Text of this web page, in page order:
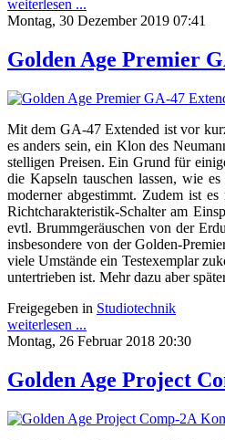
weiterlesen ...
Montag, 30 Dezember 2019 07:41
Golden Age Premier
Mit dem GA-47 Extended ist vor
es anders sein, ein Klon des
stelligen Preisen. Ein Grund für
die Kapseln tauschen lassen, wie
moderner abgestimmt. Zudem ist
Richtcharakteristik-Schalter am
evtl. Brummgeräuschen von der
insbesondere von der Golden-
viele Umstände ein Testexemplar
untertrieben ist. Mehr dazu aber
Freigegeben in Studiotechnik
weiterlesen ...
Montag, 26 Februar 2018 20:30
Golden Age Project